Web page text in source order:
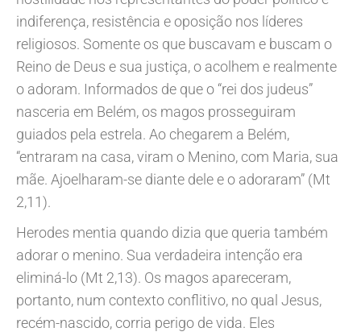
indiferença, resistência e oposição nos líderes
religiosos. Somente os que buscavam e buscam o
Reino de Deus e sua justiça, o acolhem e realmente
o adoram. Informados de que o “rei dos judeus”
nasceria em Belém, os magos prosseguiram
guiados pela estrela. Ao chegarem a Belém,
“entraram na casa, viram o Menino, com Maria, sua
mãe. Ajoelharam-se diante dele e o adoraram” (Mt
2,11).
Herodes mentia quando dizia que queria também
adorar o menino. Sua verdadeira intenção era
eliminá-lo (Mt 2,13). Os magos apareceram,
portanto, num contexto conflitivo, no qual Jesus,
recém-nascido, corria perigo de vida. Eles